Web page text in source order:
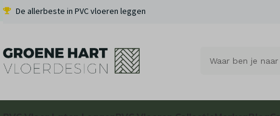
De allerbeste in PVC vloeren leggen